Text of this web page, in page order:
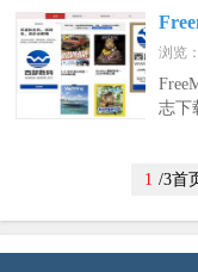
浏览：
志下
1 /3首